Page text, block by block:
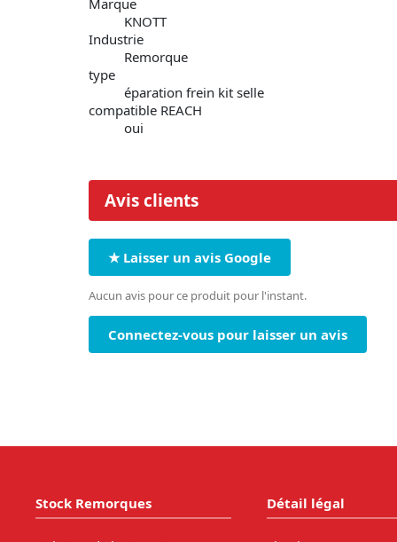
Marque
KNOTT
Industrie
Remorque
type
éparation frein kit selle
compatible REACH
oui
Avis clients
★ Laisser un avis Google
Aucun avis pour ce produit pour l'instant.
Connectez-vous pour laisser un avis
Stock Remorques Détail légal